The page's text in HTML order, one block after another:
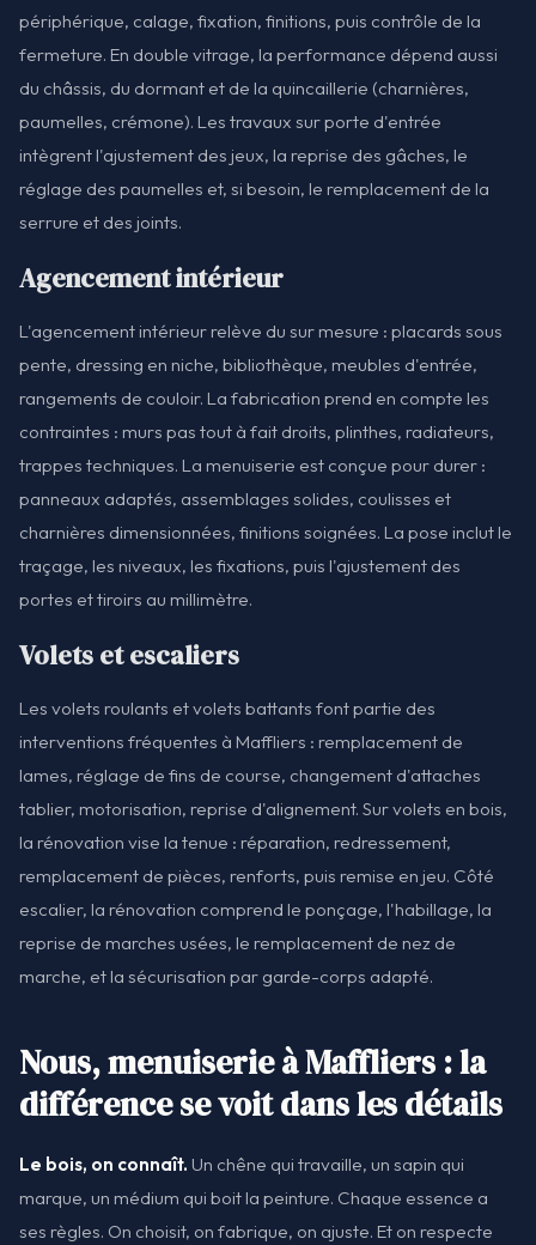
périphérique, calage, fixation, finitions, puis contrôle de la
fermeture. En double vitrage, la performance dépend aussi
du châssis, du dormant et de la quincaillerie (charnières,
paumelles, crémone). Les travaux sur porte d'entrée
intègrent l'ajustement des jeux, la reprise des gâches, le
réglage des paumelles et, si besoin, le remplacement de la
serrure et des joints.
Agencement intérieur
L'agencement intérieur relève du sur mesure : placards sous
pente, dressing en niche, bibliothèque, meubles d'entrée,
rangements de couloir. La fabrication prend en compte les
contraintes : murs pas tout à fait droits, plinthes, radiateurs,
trappes techniques. La menuiserie est conçue pour durer :
panneaux adaptés, assemblages solides, coulisses et
charnières dimensionnées, finitions soignées. La pose inclut le
traçage, les niveaux, les fixations, puis l'ajustement des
portes et tiroirs au millimètre.
Volets et escaliers
Les volets roulants et volets battants font partie des
interventions fréquentes à Maffliers : remplacement de
lames, réglage de fins de course, changement d'attaches
tablier, motorisation, reprise d'alignement. Sur volets en bois,
la rénovation vise la tenue : réparation, redressement,
remplacement de pièces, renforts, puis remise en jeu. Côté
escalier, la rénovation comprend le ponçage, l'habillage, la
reprise de marches usées, le remplacement de nez de
marche, et la sécurisation par garde-corps adapté.
Nous, menuiserie à Maffliers : la
différence se voit dans les détails
Le bois, on connaît. Un chêne qui travaille, un sapin qui
marque, un médium qui boit la peinture. Chaque essence a
ses règles. On choisit, on fabrique, on ajuste. Et on respecte